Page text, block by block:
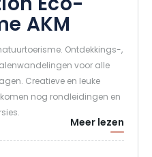
AKM
Ontdekkings-,
voor alle
Creatieve en leuke
nog rondleidingen en
Meer lezen